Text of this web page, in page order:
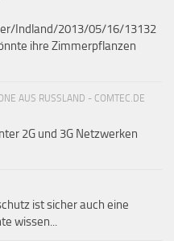
Indland/2013/05/16/13132
ihre Zimmerpflanzen
AUS RUSSLAND - COMTEC.DE
2G und 3G Netzwerken
ist sicher auch eine
wissen...